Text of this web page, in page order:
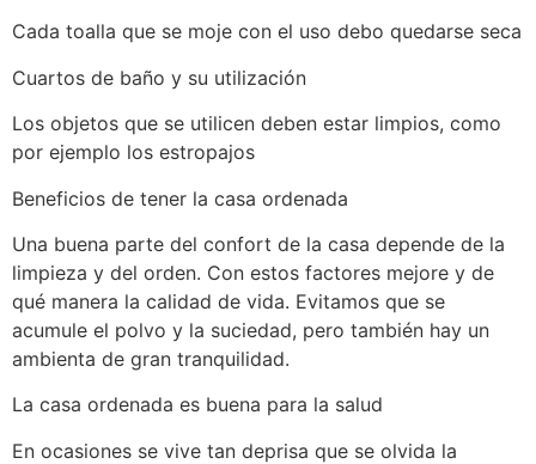
Cada toalla que se moje con el uso debo quedarse seca
Cuartos de baño y su utilización
Los objetos que se utilicen deben estar limpios, como
por ejemplo los estropajos
Beneficios de tener la casa ordenada
Una buena parte del confort de la casa depende de la
limpieza y del orden. Con estos factores mejore y de
qué manera la calidad de vida. Evitamos que se
acumule el polvo y la suciedad, pero también hay un
ambienta de gran tranquilidad.
La casa ordenada es buena para la salud
En ocasiones se vive tan deprisa que se olvida la